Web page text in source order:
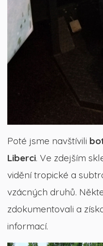
Poté jsme navštívili
Liberci. Ve zdejším
vidění tropické a
vzácných druhů.
zdokumentovali a
informací.